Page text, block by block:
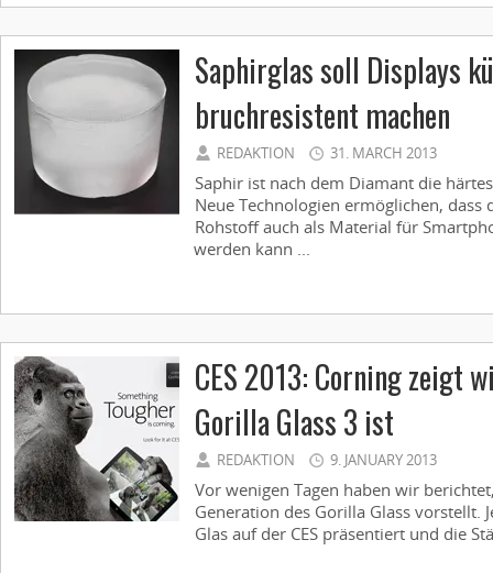
Saphirglas soll Displays
bruchresistent machen
REDAKTION 31. MARCH 2013
Saphir ist nach dem Diamant die
Neue Technologien ermöglichen,
Rohstoff auch als Material für
werden kann ...
CES 2013: Corning zeigt
Gorilla Glass 3 ist
REDAKTION 9. JANUARY 2013
Vor wenigen Tagen haben wir
Generation des Gorilla Glass vorstellt.
Glas auf der CES präsentiert und die